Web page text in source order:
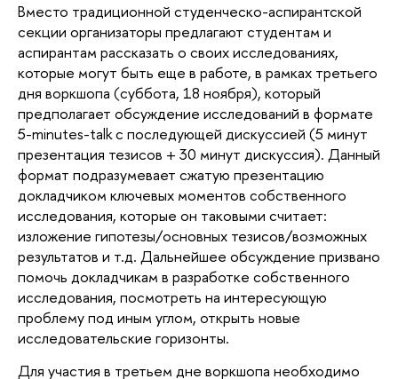
Вместо традиционной студенческо-аспирантской
секции организаторы предлагают студентам и
аспирантам рассказать о своих исследованиях,
которые могут быть еще в работе, в рамках третьего
дня воркшопа (суббота, 18 ноября), который
предполагает обсуждение исследований в формате
5-minutes-talk с последующей дискуссией (5 минут
презентация тезисов + 30 минут дискуссия). Данный
формат подразумевает сжатую презентацию
докладчиком ключевых моментов собственного
исследования, которые он таковыми считает:
изложение гипотезы/основных тезисов/возможных
результатов и т.д. Дальнейшее обсуждение призвано
помочь докладчикам в разработке собственного
исследования, посмотреть на интересующую
проблему под иным углом, открыть новые
исследовательские горизонты.